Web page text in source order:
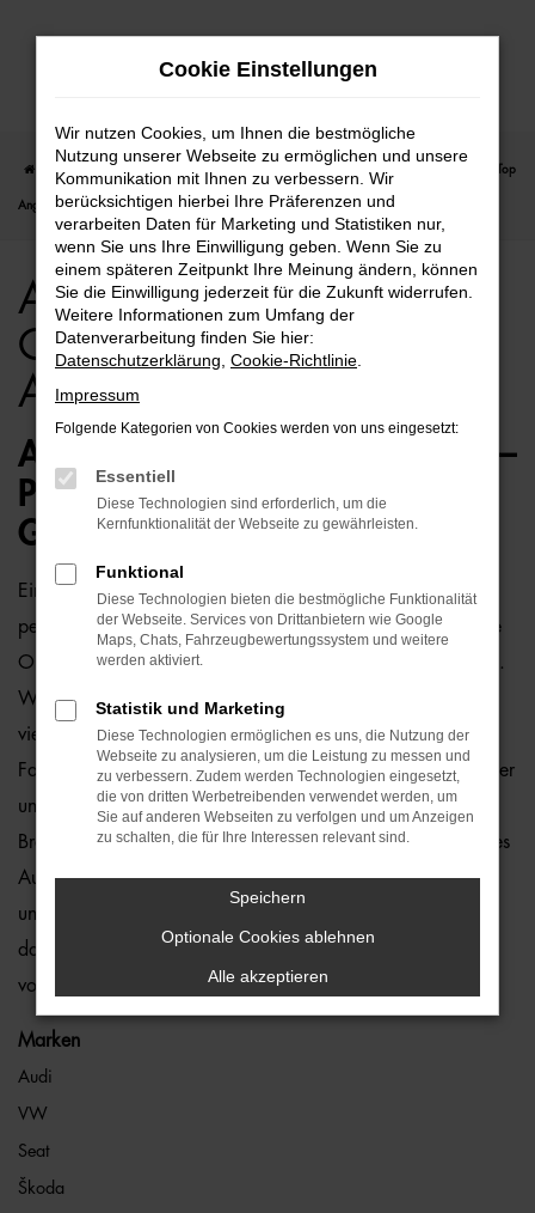
Zum
Startseite Bremen Audi Audi Q5 für Bremen Gebrauchtwagen Top
Angebote
Audi Q5 für Bremen
Gebrauchtwagen Top
Angebote
AUDI Q5 GEBRAUCHTWAGEN –
PERFEKT FÜR BREMEN
GEEIGNET
Ein Audi Q5 Gebrauchtwagen und Bremen passen einfach
perfekt zusammen. Dies ließe sich natürlich auch für andere
Orte sagen, denn dieses Modell überzeugt auf ganzer Linie.
Wir von der Auto-Familie Ostermaier arbeiten bereits seit
vielen Jahren mit Audi und sind von der Qualität der
Fahrzeuge begeistert. Dennoch gehen wir auf Nummer sicher
und schauen bei jedem Audi Q5 Gebrauchtwagen für
Bremen genauestens nach. Konkret bedeutet dies, dass jedes
Auto in unserer Meisterwerkstatt gastiert und dort überprüft
und ggf. repariert und gewartet wird. Unser Credo besteht
darin, dass wir nur erstklassige Fahrzeuge auf die Straßen
von Bremen lassen. Ohne „Wenn und Aber“.
Marken
Audi
VW
Seat
Škoda
Cookie Einstellungen
Wir nutzen Cookies, um Ihnen die bestmögliche
Nutzung unserer Webseite zu ermöglichen und unsere
Kommunikation mit Ihnen zu verbessern. Wir
berücksichtigen hierbei Ihre Präferenzen und
verarbeiten Daten für Marketing und Statistiken nur,
wenn Sie uns Ihre Einwilligung geben. Wenn Sie zu
einem späteren Zeitpunkt Ihre Meinung ändern, können
Sie die Einwilligung jederzeit für die Zukunft widerrufen.
Weitere Informationen zum Umfang der
Datenverarbeitung finden Sie hier:
Datenschutzerklärung Cookie-Richtlinie
Impressum
Folgende Kategorien von Cookies werden von uns eingesetzt:
Essentiell
Diese Technologien sind erforderlich, um die
Kernfunktionalität der Webseite zu gewährleisten.
Funktional
Diese Technologien bieten die bestmögliche Funktionalität
der Webseite. Services von Drittanbietern wie Google
Maps, Chats, Fahrzeugbewertungssystem und weitere
werden aktiviert.
Statistik und Marketing
Diese Technologien ermöglichen es uns, die Nutzung der
Webseite zu analysieren, um die Leistung zu messen und
zu verbessern. Zudem werden Technologien eingesetzt,
die von dritten Werbetreibenden verwendet werden, um
Sie auf anderen Webseiten zu verfolgen und um Anzeigen
zu schalten, die für Ihre Interessen relevant sind.
Speichern
Optionale Cookies ablehnen
Alle akzeptieren